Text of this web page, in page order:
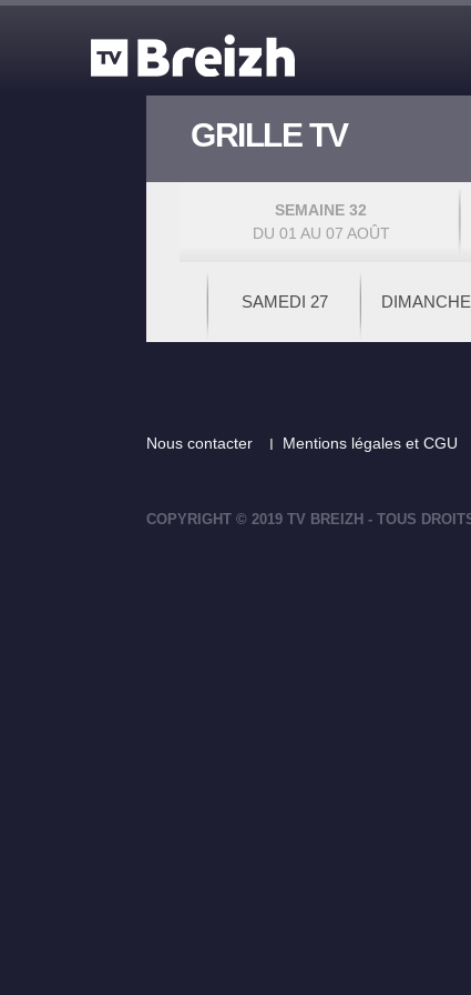
GRILLE TV
SEMAINE 32
DU 01 AU 07 AOÛT
SAMEDI 27
Nous contacter Mentions légales et CGU
COPYRIGHT © 2019 TV BREIZH - TOUS